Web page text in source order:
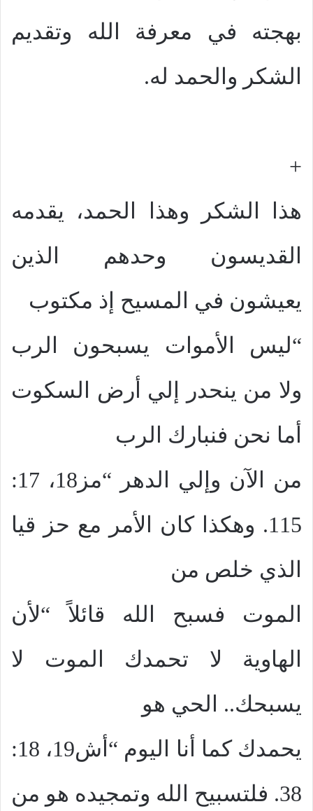
بهجته في معرفة الله وتقديم
الشكر والحمد له.
+
هذا الشكر وهذا الحمد، يقدمه
القديسون وحدهم الذين
يعيشون في المسيح إذ مكتوب
“ليس الأموات يسبحون الرب
ولا من ينحدر إلي أرض السكوت
أما نحن فنبارك الرب
من الآن وإلي الدهر “مز18، 17:
115. وهكذا كان الأمر مع حز قيا
الذي خلص من
الموت فسبح الله قائلاً “لأن
الهاوية لا تحمدك الموت لا
يسبحك.. الحي هو
يحمدك كما أنا اليوم “أش19، 18:
38. فلتسبيح الله وتمجيده هو من